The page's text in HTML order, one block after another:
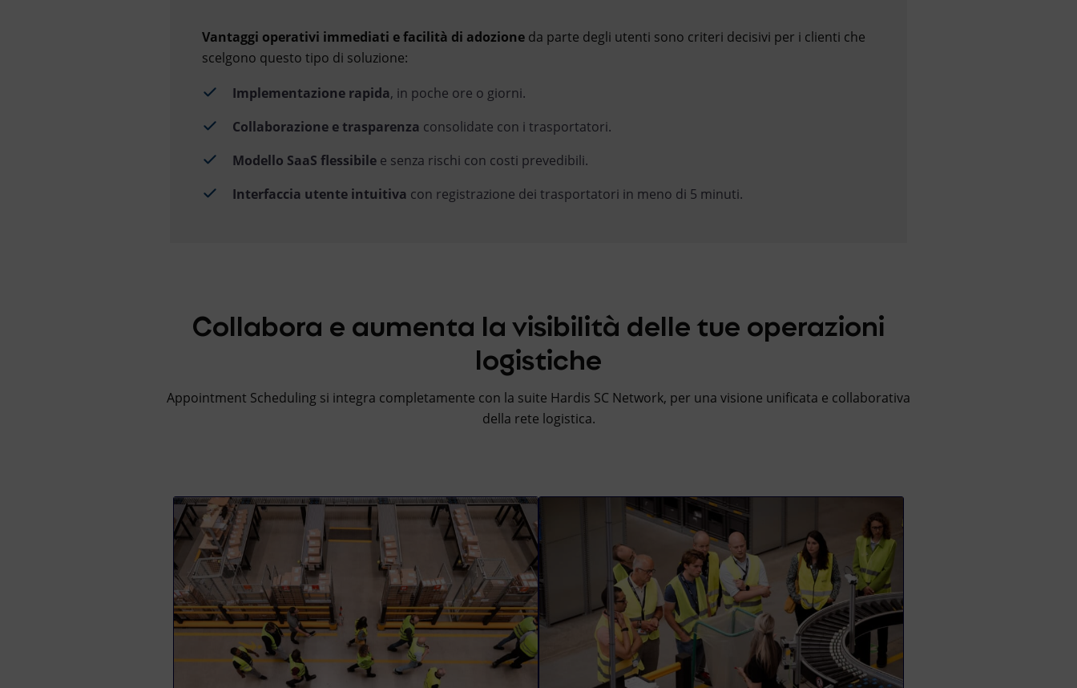
Vantaggi operativi immediati e facilità di adozione da parte degli utenti sono criteri decisivi per i clienti che
scelgono questo tipo di soluzione:
Implementazione rapida, in poche ore o giorni.
Collaborazione e trasparenza consolidate con i trasportatori.
Modello SaaS flessibile e senza rischi con costi prevedibili.
Interfaccia utente intuitiva con registrazione dei trasportatori in meno di 5 minuti.
Collabora e aumenta la visibilità delle tue operazioni
logistiche
Appointment Scheduling si integra completamente con la suite Hardis SC Network, per una visione unificata e collaborativa
della rete logistica.